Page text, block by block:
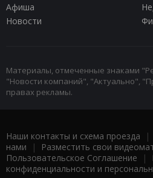
Афиша
Новости
Материалы, отмеченные знаками
"Новости компаний", "Актуально",
правах рекламы.
Наши контакты и схема проезда |
нами | Разместить свои
Пользовательское Соглашение |
конфиденциальности и